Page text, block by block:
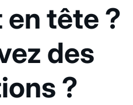
tête ?
des
?